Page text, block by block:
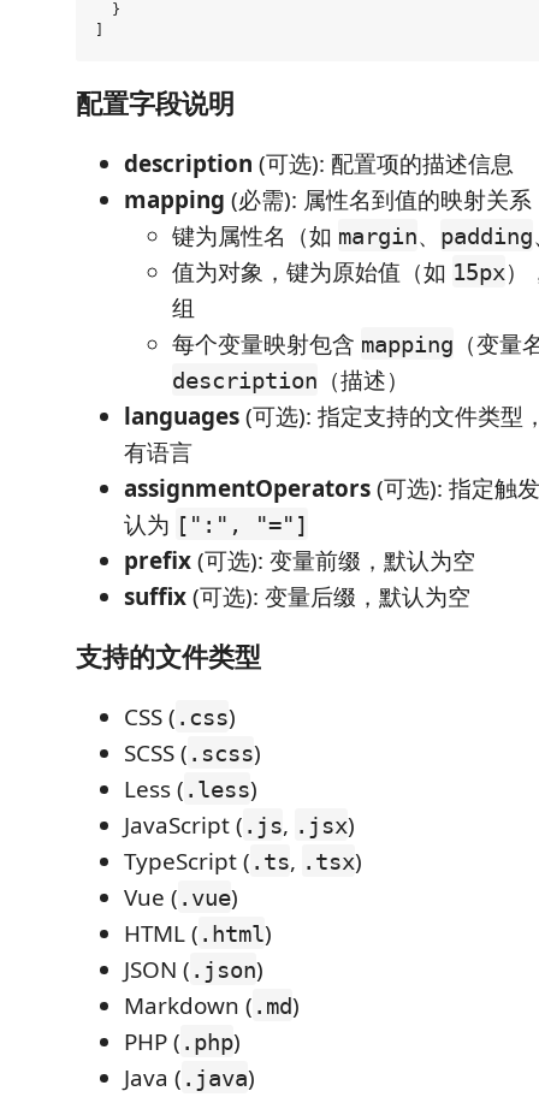
  }
配置字段说明
description (可选): 配置项的描述信息
mapping (必需): 属性名到值的映射关系
键为属性名（如 margin、 padding
值为对象，键为原始值（如 15px）
组
每个变量映射包含 mapping （变量
description （描述）
languages(可选): 指定支持的文件类型
有语言
assignmentOperators(可选): 指定触
认为 [":", "="]
prefix(可选): 变量前缀，默认为空
suffix(可选): 变量后缀，默认为空
支持的文件类型
CSS ( .css)
SCSS ( .scss)
Less ( .less)
JavaScript ( .js, .jsx)
TypeScript ( .ts, .tsx)
Vue ( .vue)
HTML ( .html)
JSON ( .json)
Markdown ( .md)
PHP ( .php)
Java ( .java)